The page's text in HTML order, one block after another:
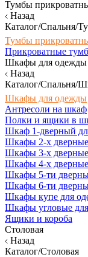
Тумбы
Назад
Каталог/Спальня/
Тумбы
Прикроватные
Шкафы для одежды
Назад
Каталог/Спальня/
Шкафы для одежды
Антресоли на шкаф
Полки и ящики в
Шкаф 1-дверный
Шкафы 2-х
Шкафы 3-х
Шкафы 4-х
Шкафы 5-ти
Шкафы 6-ти
Шкафы купе для
Шкафы угловые
Ящики и короба
Столовая
Назад
Каталог/Столовая